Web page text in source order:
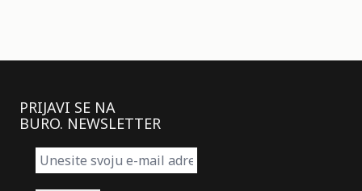
PRIJAVI SE NA
BURO. NEWSLETTER